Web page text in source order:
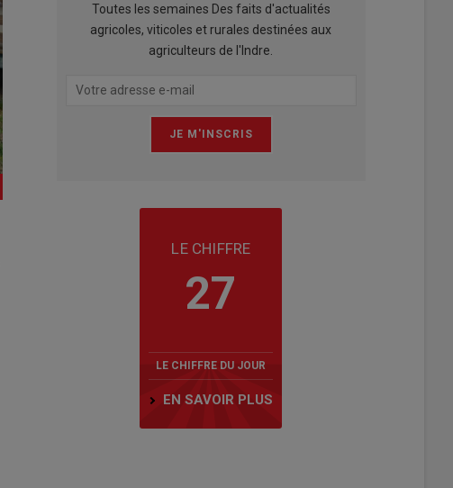
Toutes les semaines Des faits d'actualités
agricoles, viticoles et rurales destinées aux
agriculteurs de l'Indre.
LE CHIFFRE
27
LE CHIFFRE DU JOUR
EN SAVOIR PLUS